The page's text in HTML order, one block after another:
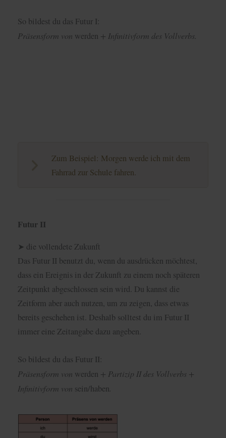
So bildest du das Futur I:
Präsensform von werden + Infinitivform des Vollverbs.
Zum Beispiel: Morgen werde ich mit dem
Fahrrad zur Schule fahren.
Futur II
➤ die vollendete Zukunft
Das Futur II benutzt du, wenn du ausdrücken möchtest,
dass ein Ereignis in der Zukunft zu einem noch späteren
Zeitpunkt abgeschlossen sein wird. Du kannst die
Zeitform aber auch nutzen, um zu zeigen, dass etwas
bereits geschehen ist. Deshalb solltest du im Futur II
immer eine Zeitangabe dazu angeben.
So bildest du das Futur II:
Präsensform von werden + Partizip II des Vollverbs +
Infinitivform von sein/haben